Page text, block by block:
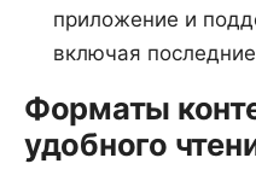
приложение и
включая
Форматы
удобного